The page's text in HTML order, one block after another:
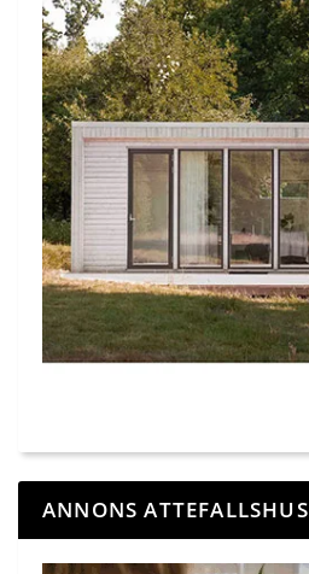
ANNONS ATTEFALLSHUS